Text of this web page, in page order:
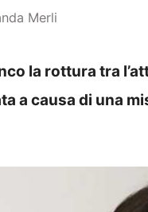
Merli
la rottura tra
a causa di una